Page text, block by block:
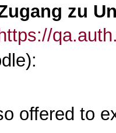
zu
offered to